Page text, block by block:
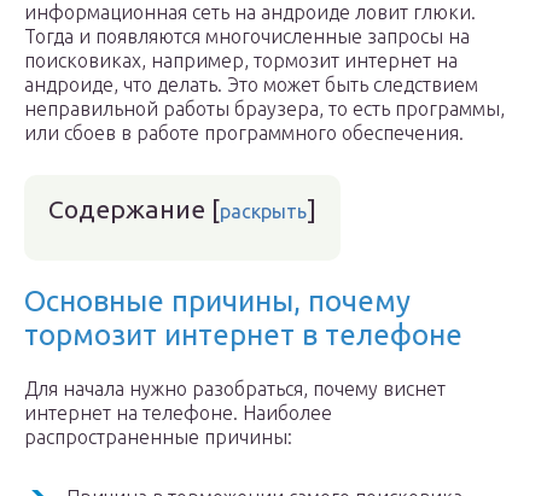
информационная сеть на андроиде ловит глюки.
Тогда и появляются многочисленные запросы на
поисковиках, например, тормозит интернет на
андроиде, что делать. Это может быть следствием
неправильной работы браузера, то есть программы,
или сбоев в работе программного обеспечения.
Содержание [раскрыть]
Основные причины, почему
тормозит интернет в телефоне
Для начала нужно разобраться, почему виснет
интернет на телефоне. Наиболее
распространенные причины: